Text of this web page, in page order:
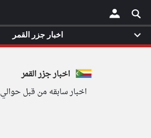
×
اخبار جزر القمر
اخبار سابقه من قبل حوالي ٢٠ يوم
اخبار جزر القمر